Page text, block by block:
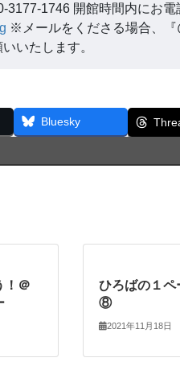
3177-1746 開館時間内にお電
※メールをくださる場合、『
いたします。
Bluesky
！＠
ひろばの１ペ
⑧
2021年11月18日